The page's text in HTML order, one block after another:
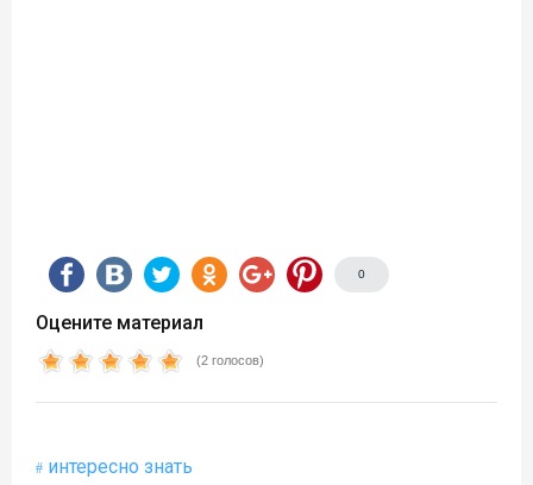
0
Оцените материал
(2 голосов)
интересно знать